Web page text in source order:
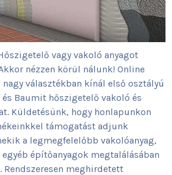
vagy vakoló anyagot
nézzen körül nálunk! Online
választékban kínál első osztályú
és Baumit hőszigetelő vakoló és
Küldetésünk, hogy honlapunkon
támogatást adjunk
a legmegfelelőbb vakolóanyag,
építőanyagok megtalálásában
Rendszeresen meghirdetett